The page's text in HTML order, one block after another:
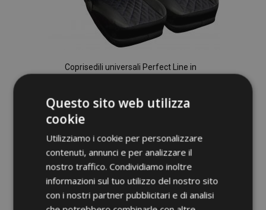
Coprisedili universali Perfect Line in
67,00 €
Aggiungi Al Carrello
Aggiungi
alla
lista
Questo sito web utilizza
cookie
Utilizziamo i cookie per personalizzare
contenuti, annunci e per analizzare il
nostro traffico. Condividiamo inoltre
informazioni sul tuo utilizzo del nostro sito
con i nostri partner pubblicitari e di analisi